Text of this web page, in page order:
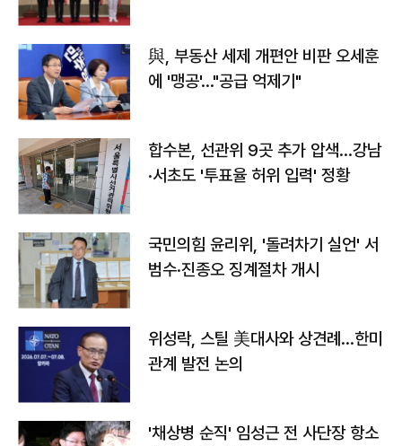
與, 부동산 세제 개편안 비판 오세훈
에 '맹공'…"공급 억제기"
합수본, 선관위 9곳 추가 압색…강남
·서초도 '투표율 허위 입력' 정황
국민의힘 윤리위, '돌려차기 실언' 서
범수·진종오 징계절차 개시
위성락, 스틸 美대사와 상견례…한미
관계 발전 논의
'채상병 순직' 임성근 전 사단장 항소